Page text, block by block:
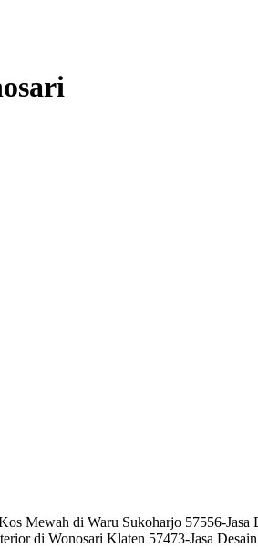
Mewah di Waru Sukoharjo 57556-Jasa
di Wonosari Klaten 57473-Jasa